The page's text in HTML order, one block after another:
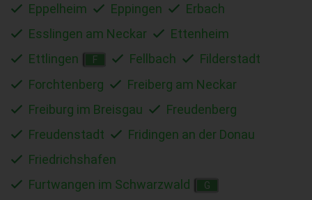
Eppelheim
Eppingen
Erbach
Esslingen am Neckar
Ettenheim
Ettlingen
F Fellbach
Filderstadt
Forchtenberg
Freiberg am Neckar
Freiburg im Breisgau
Freudenberg
Freudenstadt
Fridingen an der Donau
Friedrichshafen
Furtwangen im Schwarzwald
G